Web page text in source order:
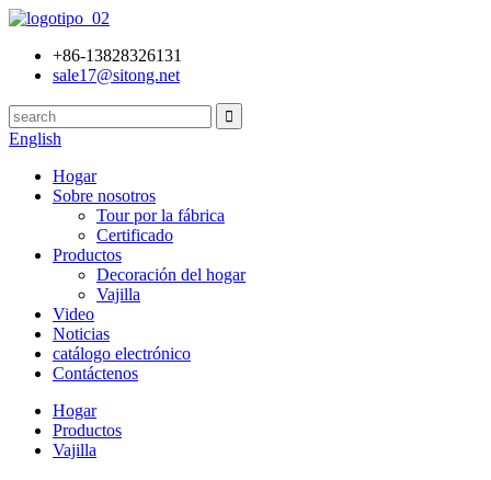
+86-13828326131
sale17@sitong.net
English
Hogar
Sobre nosotros
Tour por la fábrica
Certificado
Productos
Decoración del hogar
Vajilla
Video
Noticias
catálogo electrónico
Contáctenos
Hogar
Productos
Vajilla